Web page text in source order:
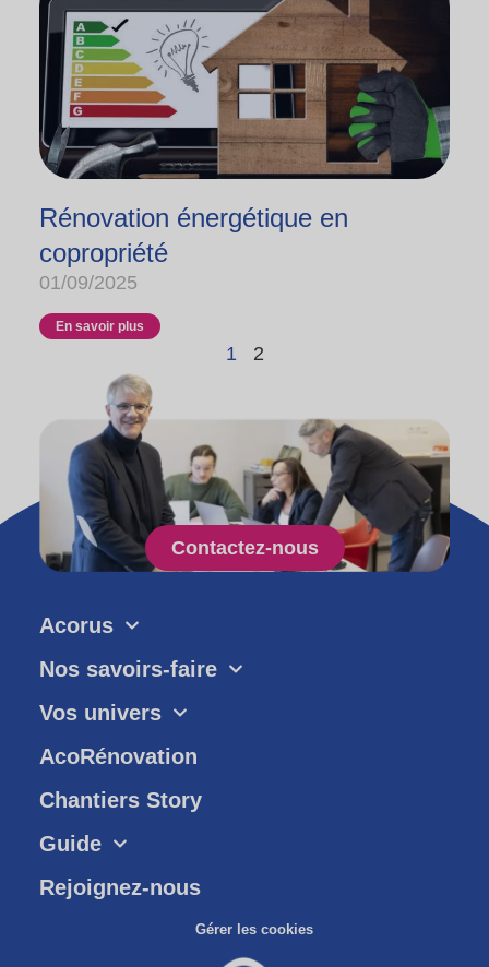
Rénovation énergétique en
copropriété
01/09/2025
En savoir plus
1 2
Contactez-nous
Acorus
Nos savoirs-faire
Vos univers
AcoRénovation
Chantiers Story
Guide
Rejoignez-nous
Gérer les cookies